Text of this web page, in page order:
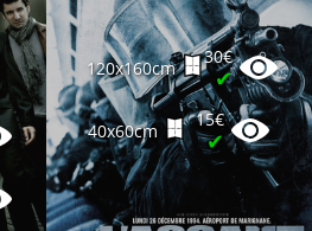
120x160cm
30€
✔
40x60cm
15€
✔